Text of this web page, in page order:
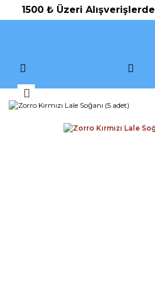
1500 ₺ Üzeri Alışverişlerde